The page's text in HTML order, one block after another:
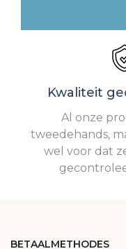
Kwaliteit
Al onze
tweedehands,
wel voor dat
BETAALMETHODES